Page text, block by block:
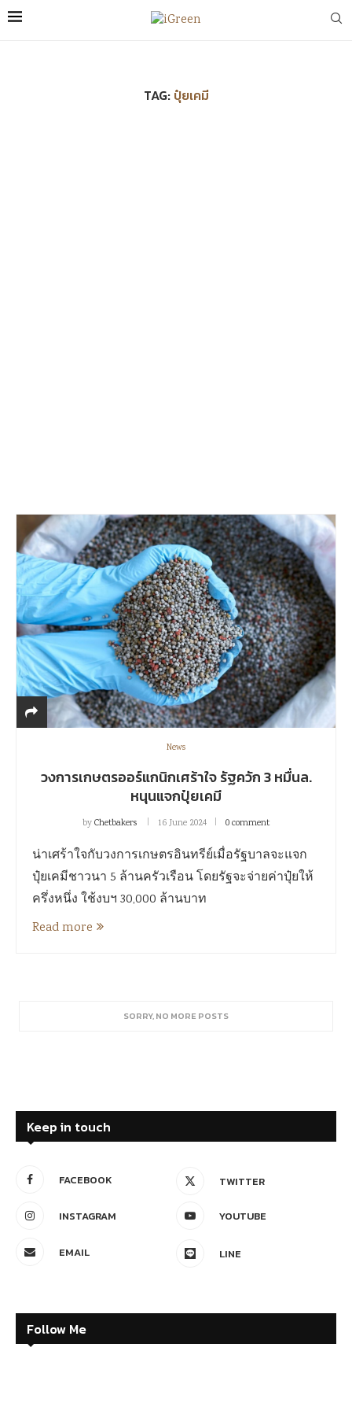
TAG: ปุ๋ยเคมี
News
วงการเกษตรออร์แกนิกเศร้าใจ รัฐควัก 3 หมื่นล.
หนุนแจกปุ๋ยเคมี
byChetbakers 16 June 2024 0 comment
น่าเศร้าใจกับวงการเกษตรอินทรีย์เมื่อรัฐบาลจะแจก
ปุ๋ยเคมีชาวนา 5 ล้านครัวเรือน โดยรัฐจะจ่ายค่าปุ๋ยให้
ครึ่งหนึ่ง ใช้งบฯ 30,000 ล้านบาท
Read more
SORRY, NO MORE POSTS
Keep in touch
FACEBOOK TWITTER
INSTAGRAM YOUTUBE
EMAIL LINE
Follow Me